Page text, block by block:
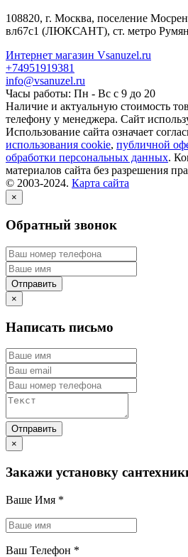
108820, г. Москва, поселение
вл67с1 (ЛЮКСАНТ), ст. метро
Интернет магазин Vsanuzel.ru
+74951919381
info@vsanuzel.ru
Часы работы: Пн - Вс с 9 до 20
Наличие и актуальную стоимость
телефону у менеджера. Сайт
Использование сайта означает
использования cookie, публичной
обработки персональных данных.
материалов сайта без разрешения
© 2003-2024. Карта сайта
×
Обратный звонок
×
Написать письмо
×
Закажи установку
Ваше Имя *
Ваш Телефон *